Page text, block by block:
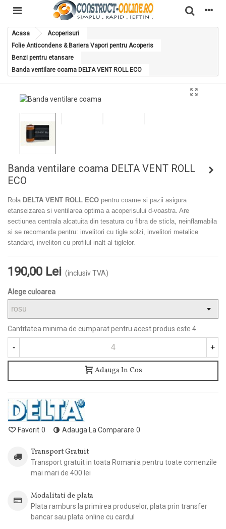
Acasa
Acoperisuri
Folie Anticondens & Bariera Vapori pentru Acoperis
Benzi pentru etansare
Banda ventilare coama DELTA VENT ROLL ECO
Banda ventilare coama DELTA VENT ROLL
ECO
Rola DELTA VENT ROLL ECO pentru coame si pazii asigura
etanseizarea si ventilarea optima a acoperisului d-voastra. Are
sectiunea centrala alcatuita din tesatura cu fibra de sticla, neinflamabila
si se recomanda pentru: invelitori cu tigle solzi, invelitori metalice
standard, invelitori cu profilul inalt al tiglelor.
190,00 Lei (inclusiv TVA)
Alege culoarea
Cantitatea minima de cumparat pentru acest produs este 4.
- +
Adauga In Cos
Favorit 0 Adauga La Comparare 0
Transport Gratuit
Transport gratuit in toata Romania pentru toate comenzile
mai mari de 400 lei
Modalitati de plata
Plata ramburs la primirea produselor, plata prin transfer
bancar sau plata online cu cardul